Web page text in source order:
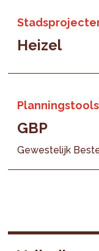
Heizel
Planningstools
GBP
Gewestelijk